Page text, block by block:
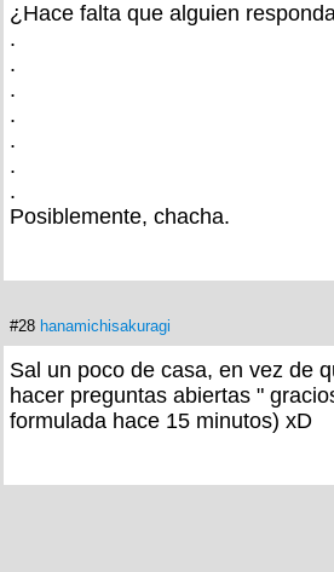
¿Hace falta que alguien
.
.
.
.
.
.
.
Posiblemente, chacha.
#28 hanamichisakuragi
Sal un poco de casa, en vez de
hacer preguntas abiertas "
formulada hace 15 minutos) xD